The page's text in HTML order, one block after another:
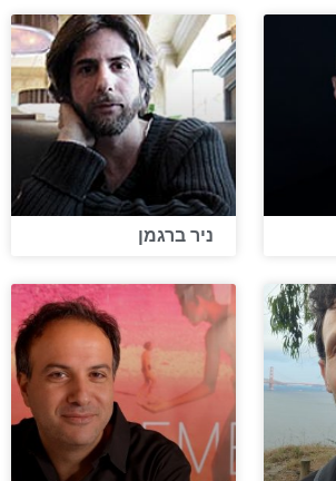
ניר ברגמן